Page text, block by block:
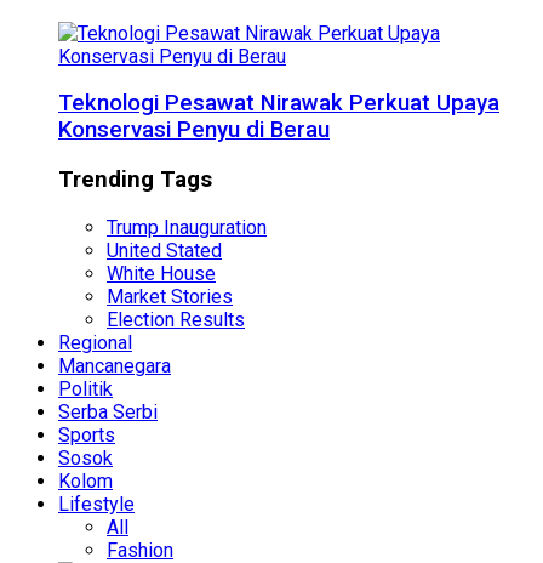
Teknologi Pesawat Nirawak Perkuat Upaya
Konservasi Penyu di Berau
Trending Tags
Trump Inauguration
United Stated
White House
Market Stories
Election Results
Regional
Mancanegara
Politik
Serba Serbi
Sports
Sosok
Kolom
Lifestyle
All
Fashion